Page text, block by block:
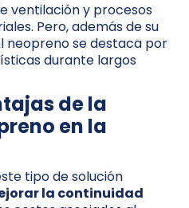
ventilación y procesos
Pero, además de su
neopreno se destaca por
durante largos
de la
en la
tipo de solución
la continuidad